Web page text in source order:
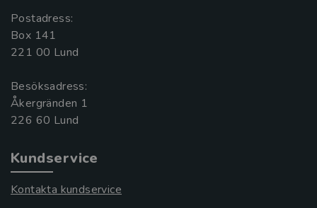
Postadress:
Box 141
221 00 Lund
Besöksadress:
Åkergränden 1
Kundservice
Kontakta kundservice